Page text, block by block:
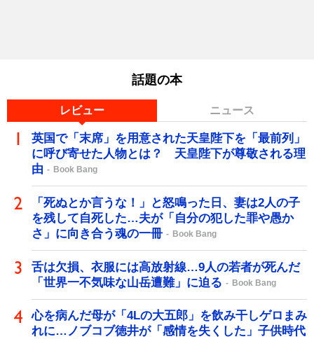
話題の本
レビュー ニュース
英国で「末席」を用意された天皇陛下を「最前列」
に呼び寄せた人物とは？ 天皇陛下が尊敬される理
由
Book Bang
「死ぬとか言うな！」と怒鳴った日、妻は2人の子
を残して自死した…夫が「自分の犯した罪や愚か
さ」に向き合う魂の一冊
Book Bang
舌は欠損、衣服には高放射線…9人の若者が死んだ
「世界一不気味な山岳遭難」に迫る
Book Bang
心を病んだ母が「4Lの大五郎」を飲み干しゲロまみ
れに…ノブコブ徳井が「感情を失くした」子供時代